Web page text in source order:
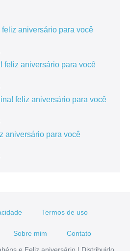
aniversário para você
feliz aniversário para você
feliz aniversário para você
aniversário para você
Termos de uso
Sobre mim Contato